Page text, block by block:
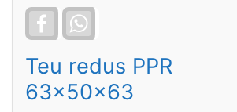
Facebook
Teu redus PPR
63x50x63